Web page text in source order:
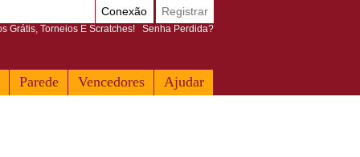
Parede Vencedores Ajudar
Conexão Registrar
Grátis, Torneios E Scratches! Senha Perdida?